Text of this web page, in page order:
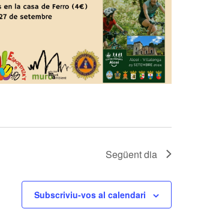
Següent dia
Subscriviu-vos al calendari